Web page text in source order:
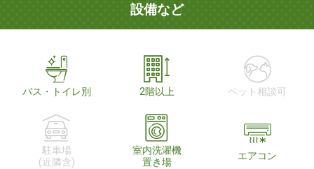
設備など
バス・トイレ別 2階以上 ペット相談可
駐車場
(近隣含)
室内洗濯機
置き場
エアコン